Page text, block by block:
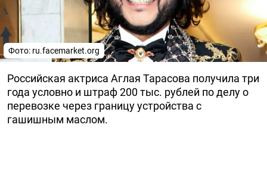
Фото: ru.facemarket.org
Российская актриса Аглая Тарасова получила три
года условно и штраф 200 тыс. рублей по делу о
перевозке через границу устройства с
гашишным маслом.